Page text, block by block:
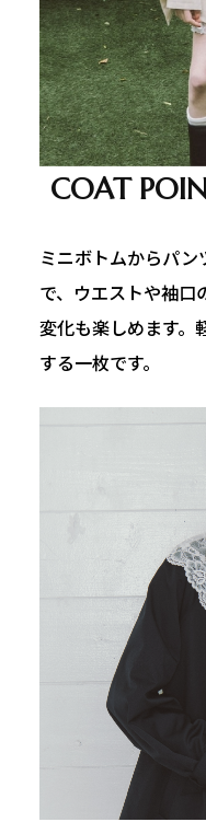
COAT
ミニボトムからパ
で、ウエストや袖口
変化も楽しめます。
する一枚です。